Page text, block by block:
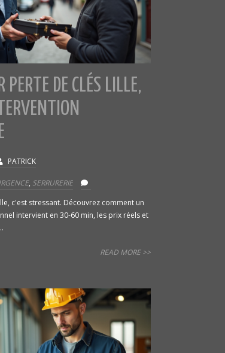
PERTE DE CLÉS LILLE,
PATRICK
, SERRURERIE
c'est stressant. Découvrez comment un
intervient en 30-60 min, les prix réels et
READ MORE >>